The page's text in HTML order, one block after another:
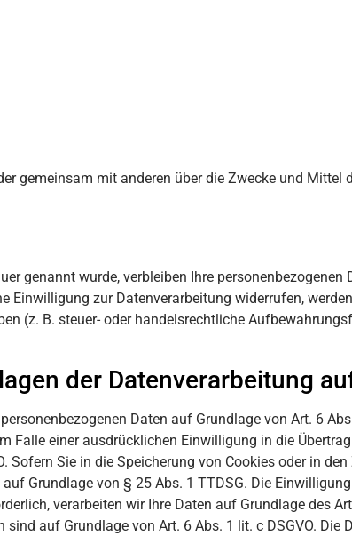
gemeinsam mit anderen über die Zwecke und Mittel
genannt wurde, verbleiben Ihre
zur Datenverarbeitung widerrufen,
(z. B. steuer- oder handelsrechtliche
der Datenverarbeitung
Daten auf Grundlage von Art. 6
Falle einer ausdrücklichen Einwilligung in die
Sie in die Speicherung von Cookies oder in
Grundlage von § 25 Abs. 1 TTDSG. Die
verarbeiten wir Ihre Daten auf Grundlage des
auf Grundlage von Art. 6 Abs. 1 lit. c DSGVO.